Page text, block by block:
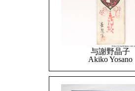
与謝野晶子
Akiko Yosano